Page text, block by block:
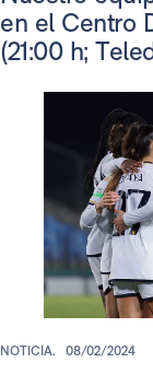
en el Centro
(21:00 h;
NOTICIA. 08/02/2024